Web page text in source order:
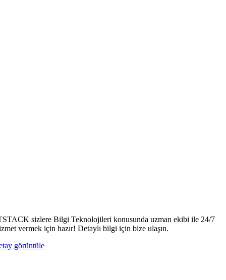
sizlere Bilgi Teknolojileri konusunda uzman ekibi ile 24/7
vermek için hazır! Detaylı bilgi için bize ulaşın.
görüntüle